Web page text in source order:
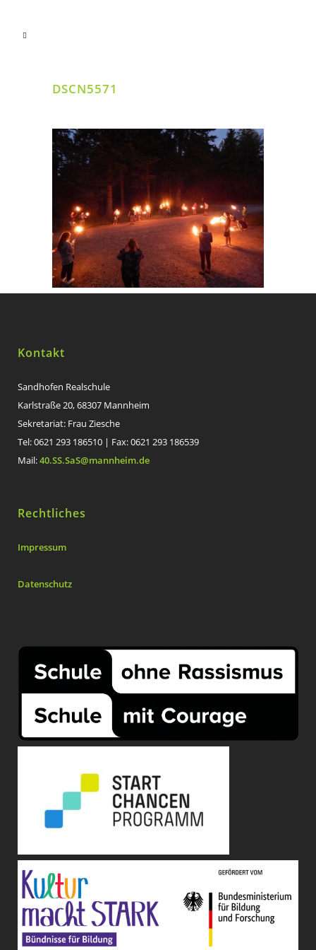
DSCN5571
Kontakt
Sandhofen Realschule
Karlstraße 20, 68307 Mannheim
Sekretariat: Frau Ziesche
Tel: 0621 293 186510 | Fax: 0621 293 186539
Mail:40.SS.SaS@mannheim.de
Rechtliches
Impressum
Datenschutz